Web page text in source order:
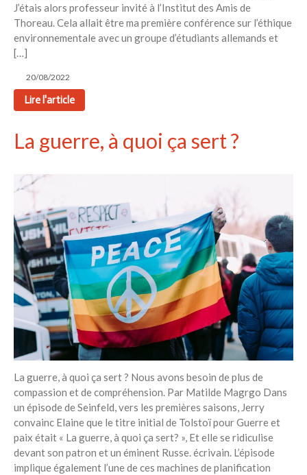
J’étais alors professeur invité à l’Institut des Amis de
Thoreau. Cela allait être ma première conférence sur l’éthique
environnementale avec un groupe d’étudiants allemands et
[…]
20/08/2022
Lire l'article
La guerre, à quoi ça sert ?
La guerre, à quoi ça sert ? Nous avons besoin de plus de
compassion et de compréhension. Par Matilde Magrgo Dans
un épisode de Seinfeld, vers les premières saisons, Jerry
convainc Elaine que le titre initial de Tolstoï pour Guerre et
paix était « La guerre, à quoi ça sert? », Et elle se ridiculise
devant son patron et un éminent Russe. écrivain. L’épisode
implique également l’une de ces machines de planification